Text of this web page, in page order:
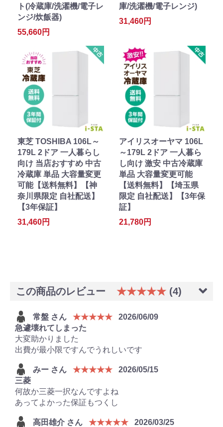
ト(冷蔵庫/洗濯機/電子レ
ンジ/炊飯器)
55,660円
庫/洗濯機/電子レンジ)
31,460円
東芝 TOSHIBA 106L～
179L 2ドア 一人暮らし
向け 当店おすすめ 中古
冷蔵庫 単品 大容量変更
可能【送料無料】【神
奈川県限定 自社配送】
【3年保証】
31,460円
アイリスオーヤマ 106L
～179L 2ドア 一人暮ら
し向け 激安 中古冷蔵庫
単品 大容量変更可能
【送料無料】【埼玉県
限定 自社配送】【3年保
証】
21,780円
この商品のレビュー ★★★★★ (4)
常盤 さん ★★★★★
2026/06/09
急遽壊れてしまった
大変助かりました
出費が最小限ですんでうれしいです
みー さん ★★★★★
2026/05/15
三菱
何故か三菱一択なんですよね
あってよかった保証もつくし
高田雄介 さん ★★★★★
2026/03/25